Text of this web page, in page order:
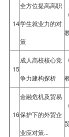
14
全方位提高高职
学生就业力的对
策
15
成人高校核心竞
争力建构探析
16
金融危机及贸易
保护下的外贸企
业应对策...